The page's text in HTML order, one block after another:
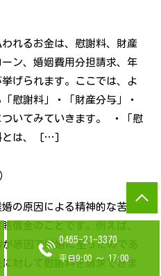
0465-21-3370
平日9:00 ～ 17:00
れるお金は、慰謝料、財産
ン、婚姻費用分担請求、年
げられます。ここでは、よ
慰謝料」・「財産分与」・
ついてみていきます。 ・「慰
とは、 […]
の原因による精神的な苦痛
賠償金のことです。例えば、
が原因で離婚に至ったのであ
対して慰謝料を請求できま